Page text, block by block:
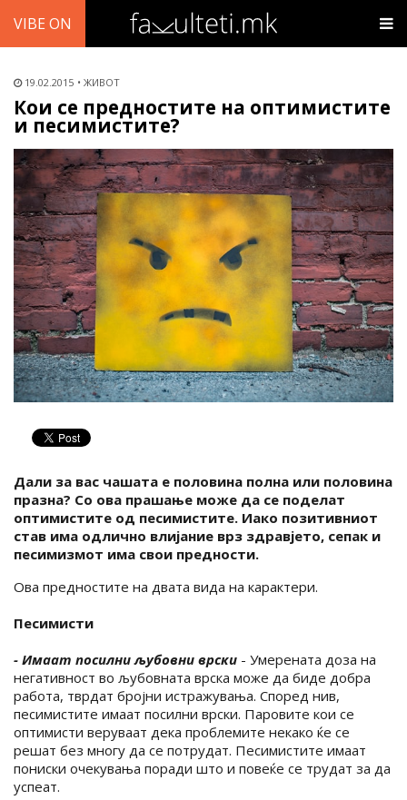
VIBE ON
19.02.2015 ЖИВОТ
Кои се предностите на оптимистите
и песимистите?
Дали за вас чашата е половина полна или половина
празна? Со ова прашање може да се поделат
оптимистите од песимистите. Иако позитивниот
став има одлично влијание врз здравјето, сепак и
песимизмот има свои предности.
Ова предностите на двата вида на карактери.
Песимисти
- Имаат посилни љубовни врски - Умерената доза на
негативност во љубовната врска може да биде добра
работа, тврдат бројни истражувања. Според нив,
песимистите имаат посилни врски. Паровите кои се
оптимисти веруваат дека проблемите некако ќе се
решат без многу да се потрудат. Песимистите имаат
пониски очекувања поради што и повеќе се трудат за да
успеат.